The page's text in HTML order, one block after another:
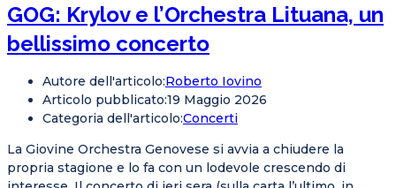
GOG: Krylov e l’Orchestra Lituana, un
bellissimo concerto
Autore dell'articolo:Roberto Iovino
Articolo pubblicato:19 Maggio 2026
Categoria dell'articolo:Concerti
La Giovine Orchestra Genovese si avvia a chiudere la
propria stagione e lo fa con un lodevole crescendo di